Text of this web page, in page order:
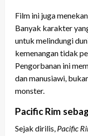
Film ini juga
Banyak karakter
untuk melindungi
kemenangan tidak
Pengorbanan ini
dan manusiawi,
monster.
Pacific Rim
Sejak dirilis, Pacific